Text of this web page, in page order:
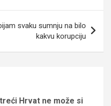
svaku sumnju na bilo
kakvu korupciju
Hrvat ne može si